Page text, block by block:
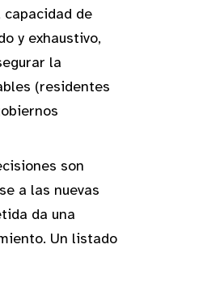
de
y exhaustivo,
la
(residentes
son
a las nuevas
da una
Un listado